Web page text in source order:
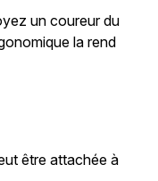
un coureur du
la rend
être attachée à